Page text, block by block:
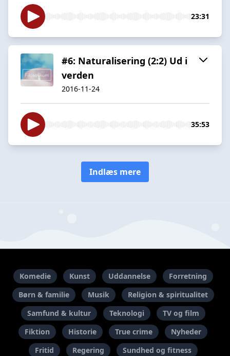
23:31
#6: Naturalisering (2:2) Ud i
verden
2016-11-24
35:53
Indlæs mere
Komedie Kunst Uddannelse
Forretning
Børn & familie
Musik
Religion & spiritualitet
Samfund & kultur
Teknologi
TV og film
Fiktion
Historie True crime
Nyheder
Fritid
Regering Sundhed og fitness